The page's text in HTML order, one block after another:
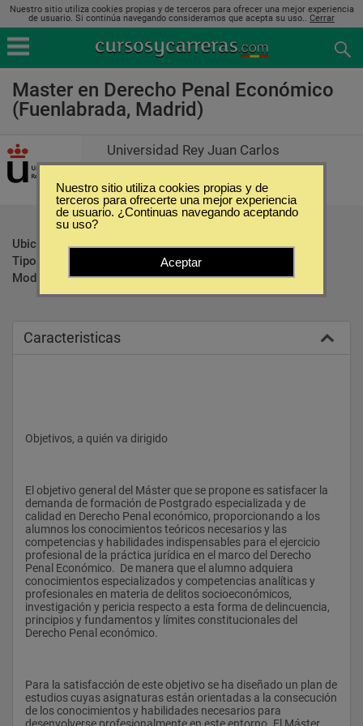
Nuestro sitio utiliza cookies propias y de terceros para ofrecer una mejor experiencia
de usuario. Si continúa navegando consideramos que acepta su uso.. Cerrar
Master en Derecho Penal Económico
(Fuenlabrada, Madrid)
Universidad Rey Juan Carlos
Ubicación:
Fuenlabrada - Madrid
Tipo:
Modalidad:
Presencial
Caracteristicas
Objetivos, a quién va dirigido
El objetivo general del Máster que se propone es satisfacer la
demanda de formación de Postgrado especializada y de
calidad en Derecho Penal económico, proporcionando a los
alumnos los conocimientos teóricos necesarios y las
competencias y habilidades indispensables para el ejercicio
profesional de la práctica jurídica en el marco del Derecho
Penal Económico.  De manera que el alumno adquiera
conocimientos especializados y competencias analíticas y
profesionales en materia de delitos socioeconómicos,
investigación y pericia respecto a esta forma de delincuencia,
principios y fundamentos y límites constitucionales del
Derecho Penal económico.
Para la satisfacción de este objetivo se ha diseñado un plan de
estudios cuyas asignaturas están orientadas a la consecución
de los conocimientos y habilidades necesarios para
Nuestro sitio utiliza cookies propias y de
terceros para ofrecerte una mejor experiencia
de usuario. ¿Continuas navegando aceptando
su uso?
Aceptar